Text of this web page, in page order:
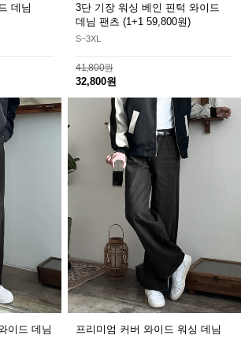
데님
3단 기장 워싱 베인 핀턱 와이드
데님 팬츠 (1+1 59,800원)
S~3XL
41,800원
32,800원
이드 데님
프리미엄 커버 와이드 워싱 데님